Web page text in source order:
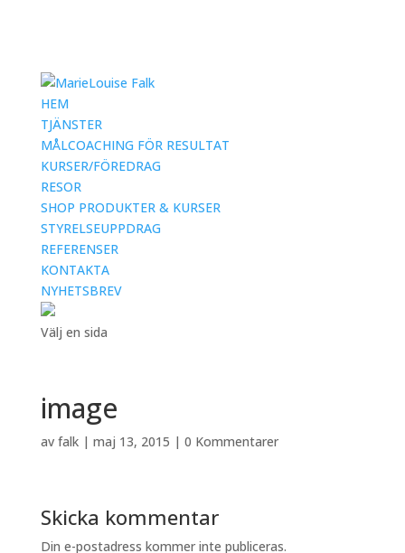
HEM
TJÄNSTER
MÅLCOACHING FÖR RESULTAT
KURSER/FÖREDRAG
RESOR
SHOP PRODUKTER & KURSER
STYRELSEUPPDRAG
REFERENSER
KONTAKTA
NYHETSBREV
Välj en sida
image
av falk| maj 13, 2015 | 0 Kommentarer
Skicka kommentar
Din e-postadress kommer inte publiceras.